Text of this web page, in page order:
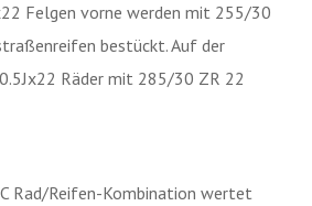
Felgen vorne werden mit 255/30
bestückt. Auf der
Räder mit 285/30 ZR 22
Rad/Reifen-Kombination wertet